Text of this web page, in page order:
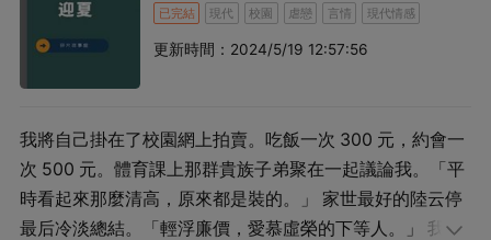
已完結 現代 校園 虐戀 言情 現代情感
更新時間：2024/5/19 12:57:56
我將自己掛在了校園網上拍賣。吃飯一次 300 元，約會一
次 500 元。體育課上那群貴族子弟聚在一起議論我。「平
時看起來那麼清高，原來都是裝的。」 家世最好的陸云停
最后冷淡總結。「輕浮廉價，愛慕虛榮的下等人。」 我故